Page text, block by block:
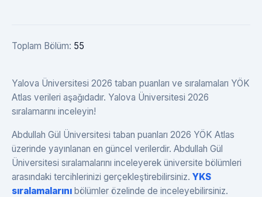
Toplam Bölüm: 55
Yalova Üniversitesi 2026 taban puanları ve sıralamaları YÖK
Atlas verileri aşağıdadır. Yalova Üniversitesi 2026
sıralamarını inceleyin!
Abdullah Gül Üniversitesi taban puanları 2026 YÖK Atlas
üzerinde yayınlanan en güncel verilerdir. Abdullah Gül
Üniversitesi sıralamalarını inceleyerek üniversite bölümleri
arasındaki tercihlerinizi gerçekleştirebilirsiniz. YKS
sıralamalarını bölümler özelinde de inceleyebilirsiniz.